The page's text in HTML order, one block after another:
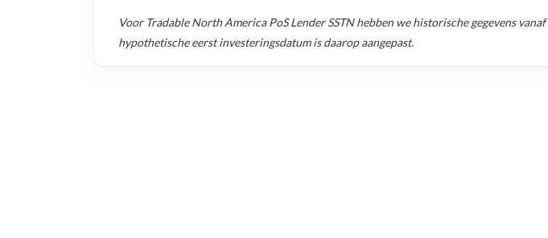
Voor Tradable North America PoS Lender SSTNhebben we historische gegevens vanaf
hypothetische eerst investeringsdatum is daarop aangepast.